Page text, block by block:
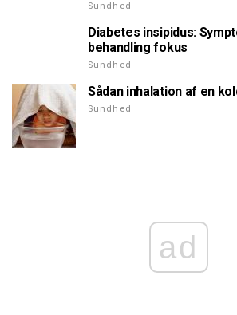
Sundhed
Diabetes insipidus:
behandling fokus
Sundhed
Sådan inhalation af en
Sundhed
ad